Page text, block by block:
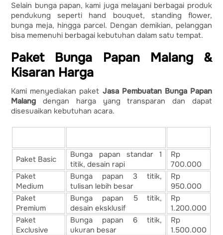
Selain bunga papan, kami juga melayani berbagai produk
pendukung seperti hand bouquet, standing flower,
bunga meja, hingga parcel. Dengan demikian, pelanggan
bisa memenuhi berbagai kebutuhan dalam satu tempat.
Paket Bunga Papan Malang &
Kisaran Harga
Kami menyediakan paket Jasa Pembuatan Bunga Papan
Malang dengan harga yang transparan dan dapat
disesuaikan kebutuhan acara.
Paket Basic
Bunga papan standar 1
titik, desain rapi
Rp
700.000
Paket
Medium
Bunga papan 3 titik,
tulisan lebih besar
Rp
950.000
Paket
Premium
Bunga papan 5 titik,
desain eksklusif
Rp
1.200.000
Paket
Exclusive
Bunga papan 6 titik,
ukuran besar
Rp
1.500.000